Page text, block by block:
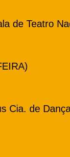
de Teatro
Cia. de